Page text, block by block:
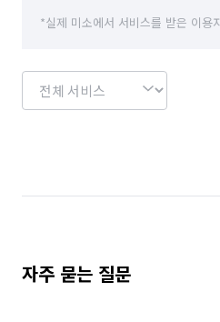
*실제 미소에서 서비스를 받은 이용
자주 묻는 질문